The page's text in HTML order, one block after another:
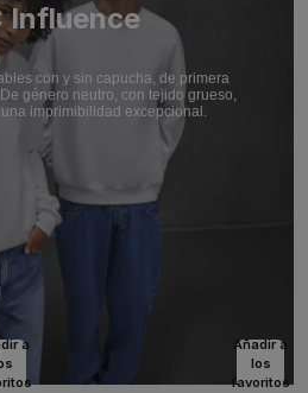
Influence
con y sin capucha, de primera
género neutro, con tejido grueso,
imprimibilidad excepcional.
a
Añadir a
los
favoritos